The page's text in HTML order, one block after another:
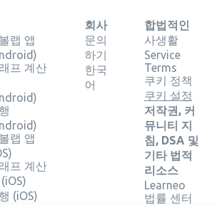
랩 앱
프 계산
랩 앱
프 계산
(iOS)
회사
문의
하기
한국
어
합법적인
사생활
Service
Terms
쿠키 정책
쿠키 설정
저작권, 커
뮤니티 지
침, DSA 및
기타 법적
리소스
Learneo
법률 센터